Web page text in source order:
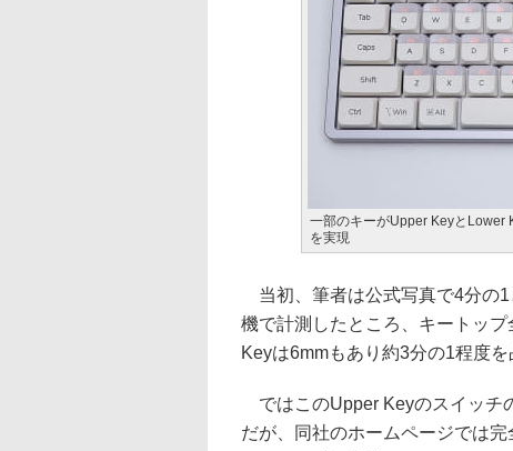
一部のキーがUpper KeyとLower
を実現
当初、筆者は公式写真で4分の
機で計測したところ、キートッ
Keyは6mmもあり約3分の1程度を
ではこのUpper Keyのスイッチ
だが、同社のホームページでは